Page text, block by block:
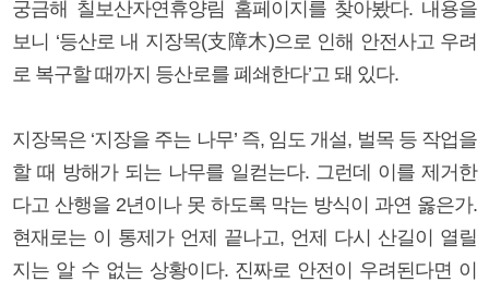
궁금해 칠보산자연휴양림 홈페이지를 찾아봤다. 내용을
보니 ‘등산로 내 지장목(支障木)으로 인해 안전사고 우려
로 복구할 때까지 등산로를 폐쇄한다’고 돼 있다.
지장목은 ‘지장을 주는 나무’ 즉, 임도 개설, 벌목 등 작업을
할 때 방해가 되는 나무를 일컫는다. 그런데 이를 제거한
다고 산행을 2년이나 못 하도록 막는 방식이 과연 옳은가.
현재로는 이 통제가 언제 끝나고, 언제 다시 산길이 열릴
지는 알 수 없는 상황이다. 진짜로 안전이 우려된다면 이